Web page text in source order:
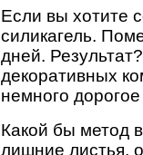
Если вы хотите
силикагель.
дней.
декоративных
немного
Какой бы метод
лишние листья,